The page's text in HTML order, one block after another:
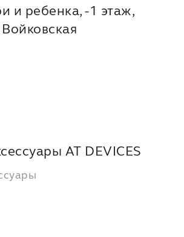
и ребенка, -1 этаж,
AT DEVICES